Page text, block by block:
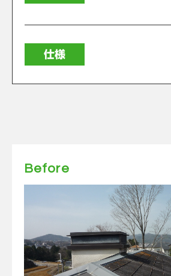
仕様
Before